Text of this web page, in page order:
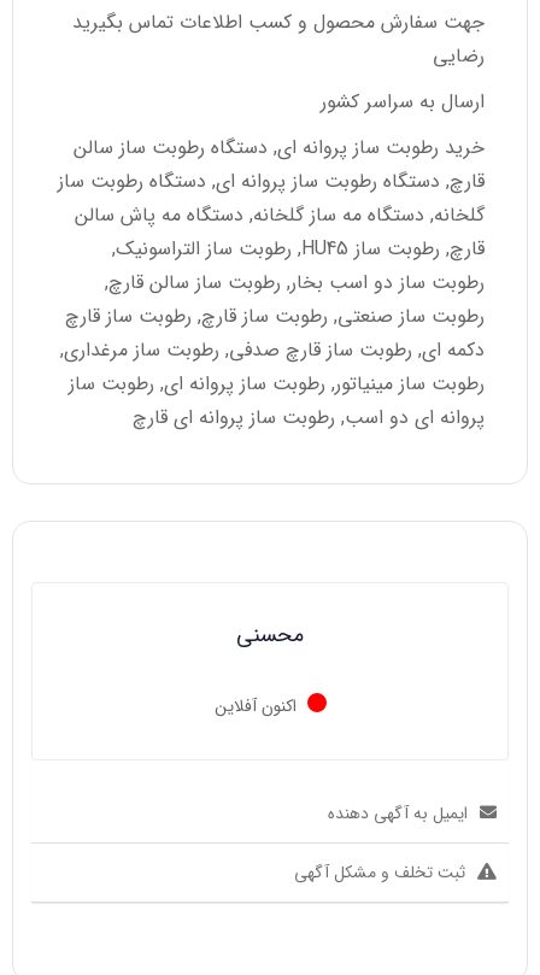
جهت سفارش محصول و کسب اطلاعات تماس بگیرید
رضایی
ارسال به سراسر کشور
خرید رطوبت ساز پروانه ای, دستگاه رطوبت ساز سالن
قارچ, دستگاه رطوبت ساز پروانه ای, دستگاه رطوبت ساز
گلخانه, دستگاه مه ساز گلخانه, دستگاه مه پاش سالن
قارچ, رطوبت ساز HU45, رطوبت ساز التراسونیک,
رطوبت ساز دو اسب بخار, رطوبت ساز سالن قارچ,
رطوبت ساز صنعتی, رطوبت ساز قارچ, رطوبت ساز قارچ
دکمه ای, رطوبت ساز قارچ صدفی, رطوبت ساز مرغداری,
رطوبت ساز مینیاتور, رطوبت ساز پروانه ای, رطوبت ساز
پروانه ای دو اسب, رطوبت ساز پروانه ای قارچ
محسنی
اکنون آفلاین
ایمیل به آگهی دهنده
ثبت تخلف و مشکل آگهی